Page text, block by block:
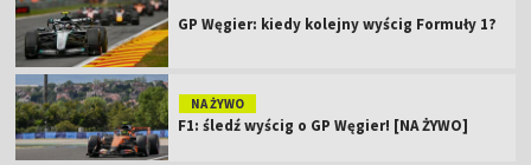
GP Węgier: kiedy kolejny wyścig Formuły 1?
NA ŻYWO
F1: śledź wyścig o GP Węgier! [NA ŻYWO]